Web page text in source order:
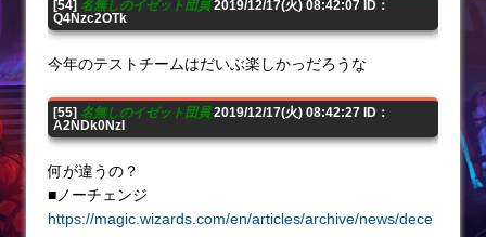
[54] 名無しのイゼット団員2019/12/17(火) 08:42:07 ID：
Q4Nzc2OTk
今年のテストチームはだいぶ楽しかっだろうな
[55] 名無しのイゼット団員2019/12/17(火) 08:42:27 ID：
A2NDk0NzI
何が違うの？
■ノーチェンジ
https://magic.wizards.com/en/articles/archive/news/dece